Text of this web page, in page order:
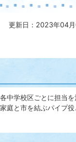
更新日：2023年04月
中学校区ごとに担当
庭と市を結ぶパイプ